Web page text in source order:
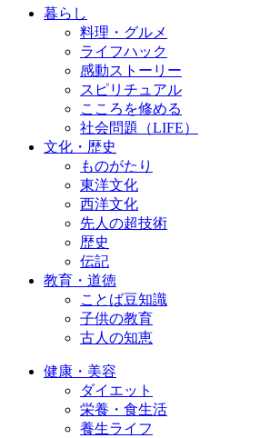
暮らし
料理・グルメ
ライフハック
感動ストーリー
スピリチュアル
こころを修める
社会問題（LIFE）
文化・歴史
ものがたり
東洋文化
西洋文化
先人の超技術
歴史
伝記
教育・道徳
ことば豆知識
子供の教育
古人の知恵
健康・美容
ダイエット
栄養・食生活
養生ライフ